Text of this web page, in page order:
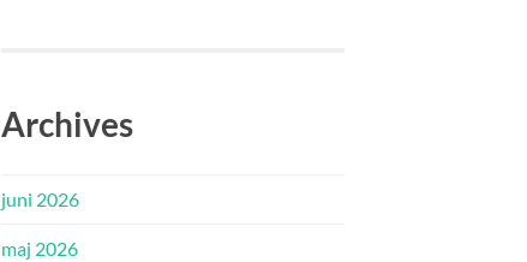
Archives
juni 2026
maj 2026